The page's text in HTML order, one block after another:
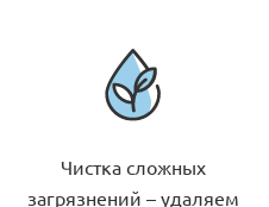
Чистка сложных
загрязнений – удаляем